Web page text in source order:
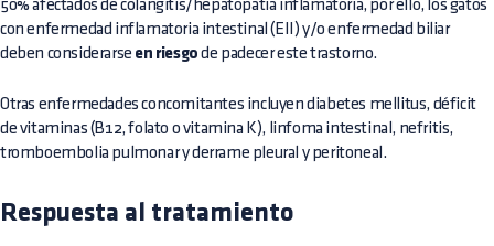
50% afectados de colangitis/hepatopatía inflamatoria, por ello, los gatos
con enfermedad inflamatoria intestinal (EII) y/o enfermedad biliar
deben considerarse en riesgo de padecer este trastorno.
Otras enfermedades concomitantes incluyen diabetes mellitus, déficit
de vitaminas (B12, folato o vitamina K), linfoma intestinal, nefritis,
tromboembolia pulmonar y derrame pleural y peritoneal.
Respuesta al tratamiento